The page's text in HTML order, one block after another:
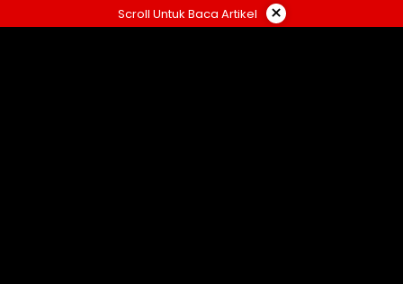
ke
Scroll Untuk Baca Artikel ×